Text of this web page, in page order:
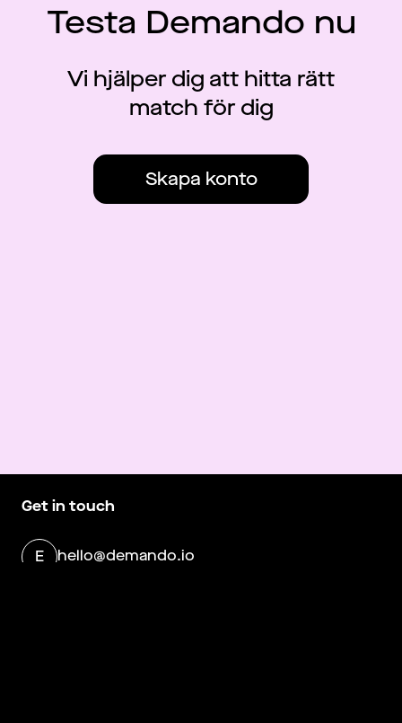
Testa Demando nu
Vi hjälper dig att hitta rätt
match för dig
Skapa konto
Get in touch
E hello@demando.io